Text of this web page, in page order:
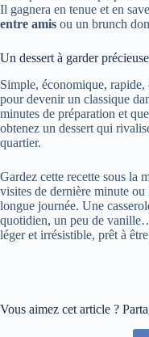
Il gagnera en tenue et en
entre amis ou un brunch
Un dessert à garder
Simple, économique, rapide,
pour devenir un classique
minutes de préparation et
obtenez un dessert qui
quartier.
Gardez cette recette sous la
visites de dernière minute ou
longue journée. Une
quotidien, un peu de
léger et irrésistible, prêt à
Vous aimez cet article ?